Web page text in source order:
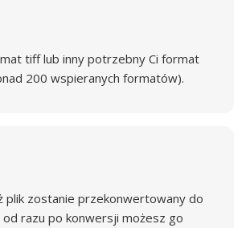
tiff lub inny potrzebny Ci format
200 wspieranych formatów).
plik zostanie przekonwertowany do
razu po konwersji możesz go